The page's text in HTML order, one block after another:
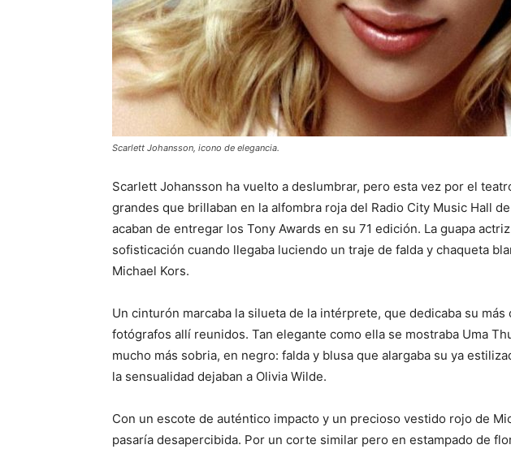
Scarlett Johansson, icono de elegancia.
Scarlett Johansson ha vuelto a deslumbrar, pero esta vez por el
grandes que brillaban en la alfombra roja del Radio City Music Hall
acaban de entregar los Tony Awards en su 71 edición. La guapa
sofisticación cuando llegaba luciendo un traje de falda y chaqueta
Michael Kors.
Un cinturón marcaba la silueta de la intérprete, que dedicaba su más
fotógrafos allí reunidos. Tan elegante como ella se mostraba Uma
mucho más sobria, en negro: falda y blusa que alargaba su ya
la sensualidad dejaban a Olivia Wilde.
Con un escote de auténtico impacto y un precioso vestido rojo de
pasaría desapercibida. Por un corte similar pero en estampado de